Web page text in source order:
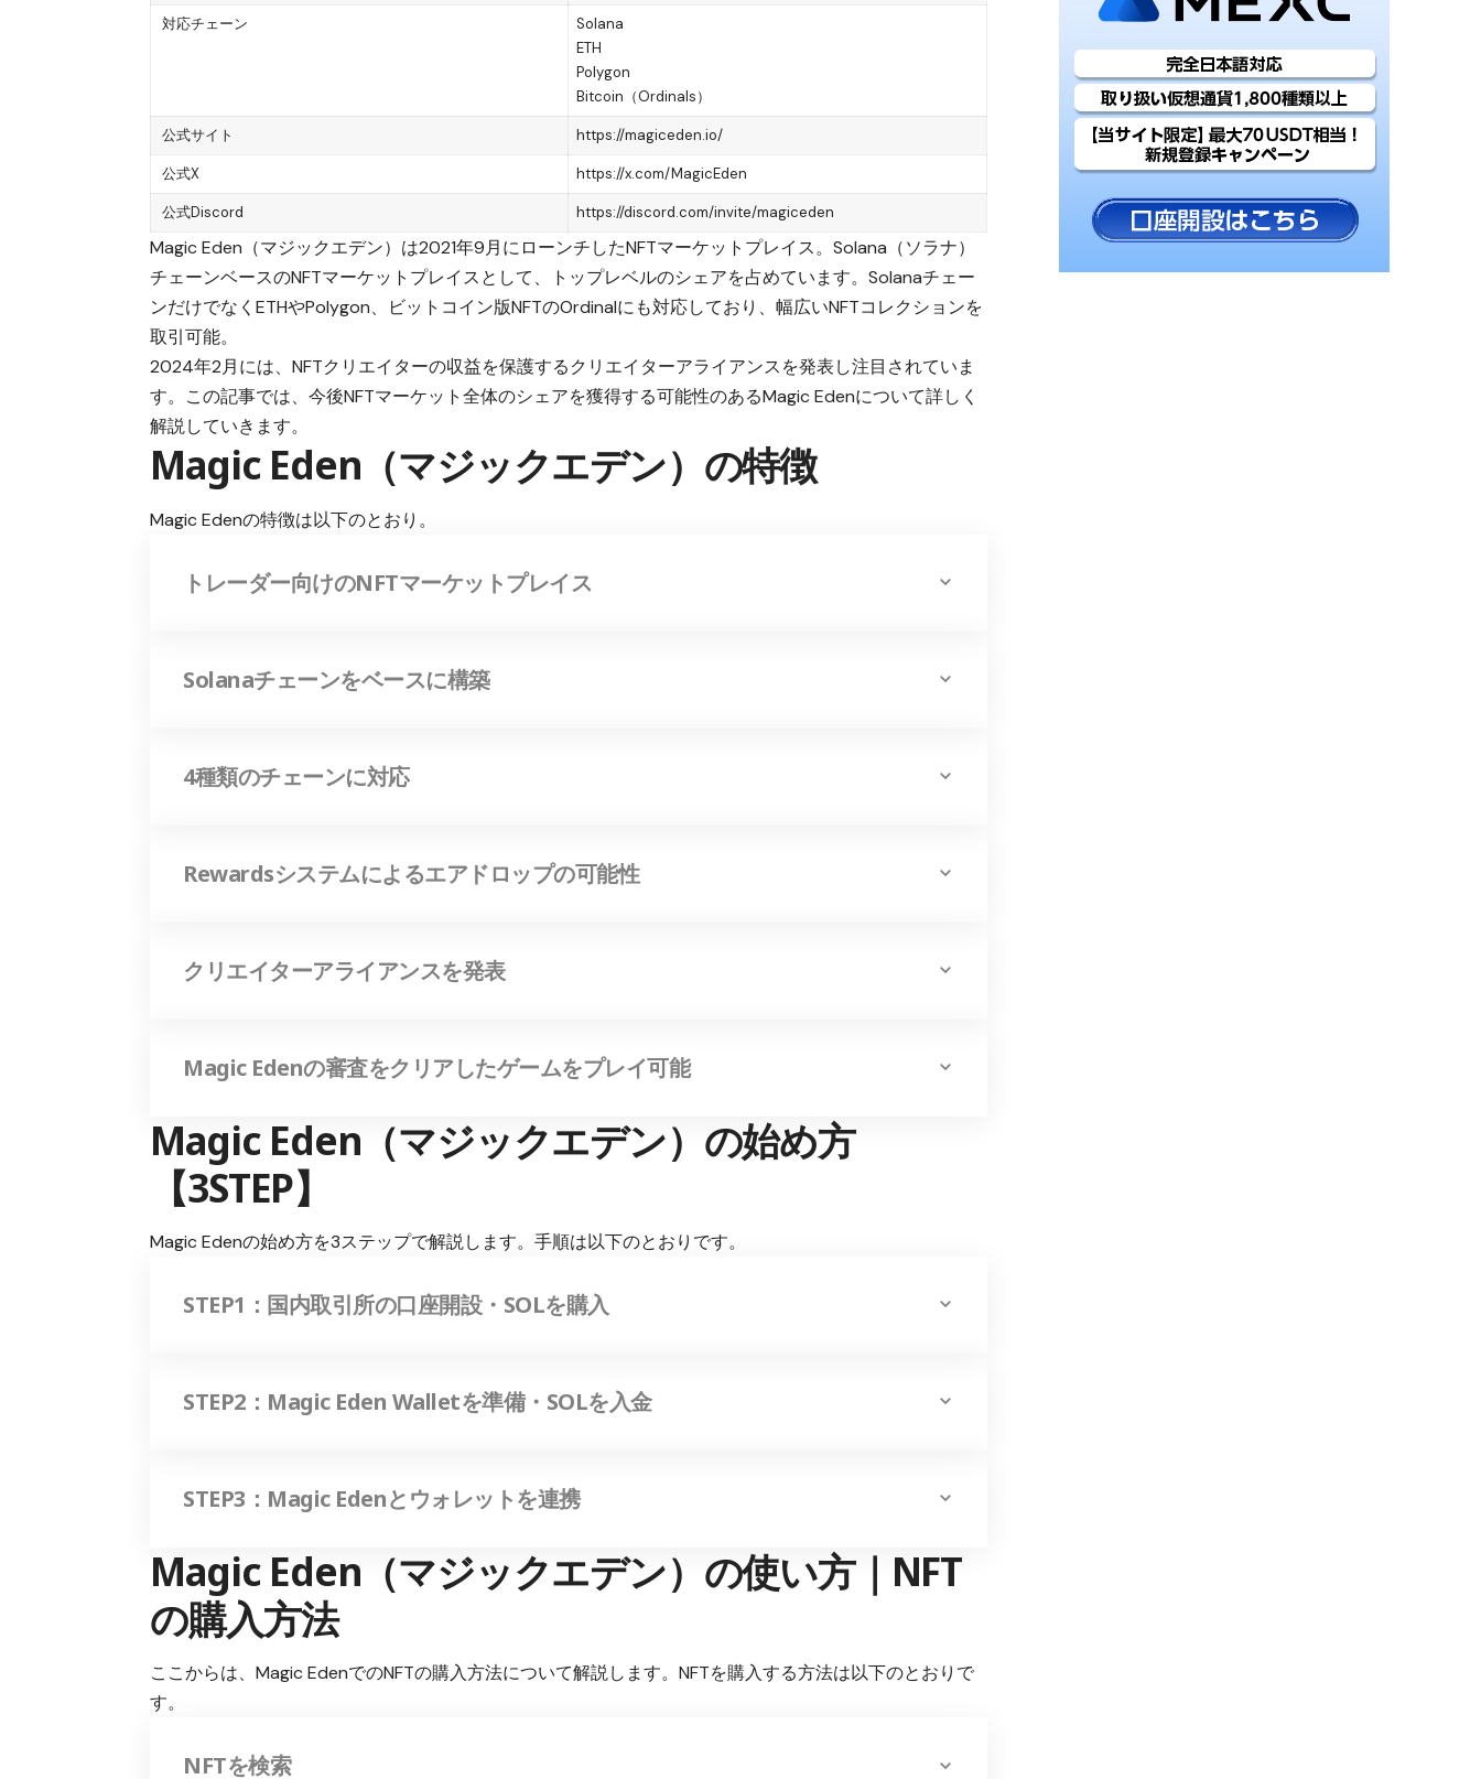
対応チェーン
Solana
ETH
Polygon
Bitcoin（Ordinals）
公式サイト https://magiceden.io/
公式X https://x.com/MagicEden
公式Discord https://discord.com/invite/magiceden
Magic Eden（マジックエデン）は2021年9月にローンチしたNFTマーケットプレイス。Solana（ソラナ）
チェーンベースのNFTマーケットプレイスとして、トップレベルのシェアを占めています。Solanaチェー
ンだけでなくETHやPolygon、ビットコイン版NFTのOrdinalにも対応しており、幅広いNFTコレクションを
取引可能。
2024年2月には、NFTクリエイターの収益を保護するクリエイターアライアンスを発表し注目 されていま
す。この記事では、今後NFTマーケット全体のシェアを獲得する可能性のあるMagic Edenについて詳しく
解説していきます。
Magic Eden（マジックエデン）の特徴
Magic Edenの特徴は以下のとおり。
トレーダー向けのNFTマーケットプレイス
Solanaチェーンをベースに構築
4種類のチェーンに対応
Rewardsシステムによるエアドロップの可能性
クリエイターアライアンスを発表
Magic Edenの審査をクリアしたゲームをプレイ可能
Magic Eden（マジックエデン）の始め方
【3STEP】
Magic Edenの始め方を3ステップで解説します。手順は以下のとおりです。
STEP1：国内取引所の口座開設・SOLを購入
STEP2：Magic Eden Walletを準備・SOLを入金
STEP3：Magic Edenとウォレットを連携
Magic Eden（マジックエデン）の使い方｜NFT
の購入方法
ここからは、Magic EdenでのNFTの購入方法について解説します。NFTを購入する方法は以下のとおりで
す。
NFTを検索